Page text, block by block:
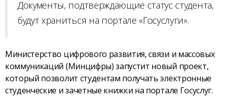
Документы, подтверждающие статус студента,
будут храниться на портале «Госуслуги».
Министерство цифрового развития, связи и массовых
коммуникаций (Минцифры) запустит новый проект,
который позволит студентам получать электронные
студенческие и зачетные книжки на портале Госуслуг.